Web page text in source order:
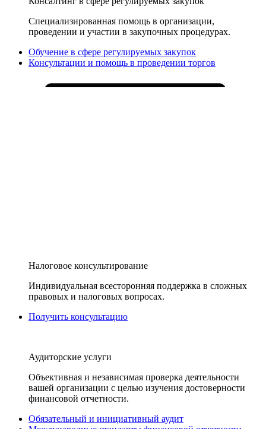
Специализированная помощь в организации,
проведении и участии в закупочных процедурах.
Обучение в сфере регулируемых закупок
Консультации и помощь в проведении торгов
Налоговое консультирование
Индивидуальная всесторонняя поддержка в сложных
правовых и налоговых вопросах.
Получить консультацию
Аудиторские услуги
Объективная и независимая проверка деятельности
вашей организации с целью изучения достоверности
финансовой отчетности.
Обязательный и инициативный аудит